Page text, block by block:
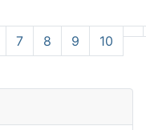
7 8 9 10